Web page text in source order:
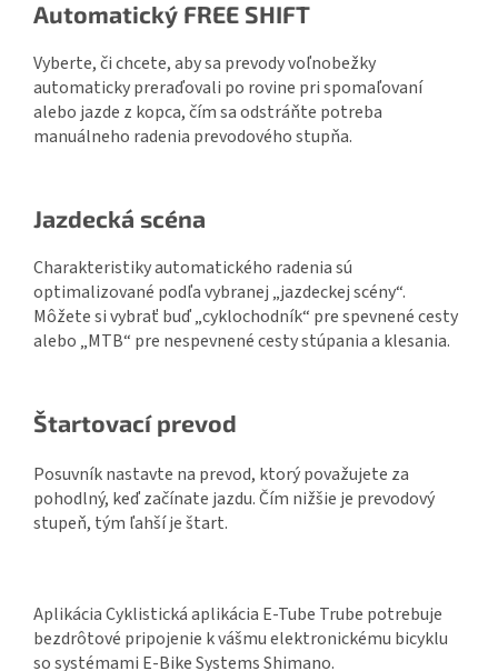
Automatický FREE SHIFT
Vyberte, či chcete, aby sa prevody voľnobežky
automaticky preraďovali po rovine pri spomaľovaní
alebo jazde z kopca, čím sa odstráňte potreba
manuálneho radenia prevodového stupňa.
Jazdecká scéna
Charakteristiky automatického radenia sú
optimalizované podľa vybranej „jazdeckej scény“.
Môžete si vybrať buď „cyklochodník“ pre spevnené cesty
alebo „MTB“ pre nespevnené cesty stúpania a klesania.
Štartovací prevod
Posuvník nastavte na prevod, ktorý považujete za
pohodlný, keď začínate jazdu. Čím nižšie je prevodový
stupeň, tým ľahší je štart.
Aplikácia Cyklistická aplikácia E-Tube Trube potrebuje
bezdrôtové pripojenie k vášmu elektronickému bicyklu
so systémami E-Bike Systems Shimano.